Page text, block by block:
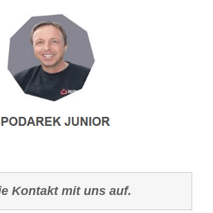
Kontakt mit uns auf.